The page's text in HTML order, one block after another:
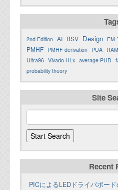
2nd Edition AI BSV Design
PMHF PMHF derivation PUA
Ultra96 Vivado HLx average PUD
probability theory
Site
Recent
PICによるLEDドライバボー